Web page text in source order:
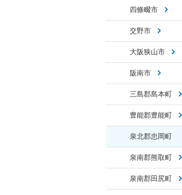
四條畷市
交野市
大阪狭山市
阪南市
三島郡島本町
豊能郡豊能町
泉北郡忠岡町
泉南郡熊取町
泉南郡田尻町